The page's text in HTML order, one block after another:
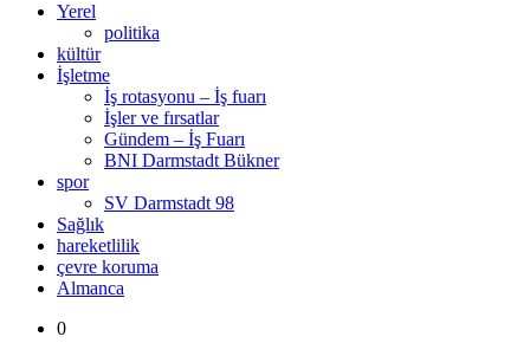
Yerel
politika
kültür
İşletme
İş rotasyonu – İş fuarı
İşler ve fırsatlar
Gündem – İş Fuarı
BNI Darmstadt Bükner
spor
SV Darmstadt 98
Sağlık
hareketlilik
çevre koruma
Almanca
0